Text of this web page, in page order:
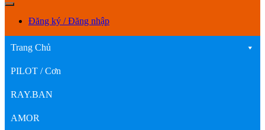
Đăng ký / Đăng nhập
Trang Chủ
PILOT / Cơn
RAY.BAN
AMOR